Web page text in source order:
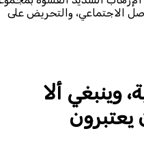
الاجتماعي، والتحريض على
وينبغي ألا